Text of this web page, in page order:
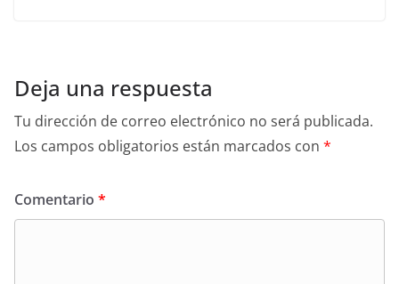
Deja una respuesta
Tu dirección de correo electrónico no será publicada.
Los campos obligatorios están marcados con *
Comentario *